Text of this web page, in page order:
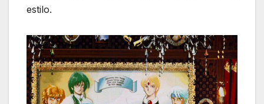
estilo.